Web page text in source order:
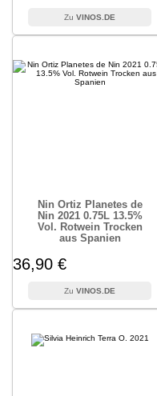
VINOS.DE
Nin Ortiz Planetes de
Nin 2021 0.75L 13.5%
Vol. Rotwein Trocken
aus Spanien
36,90 €
VINOS.DE